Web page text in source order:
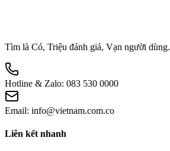
Tìm là Có, Triệu đánh giá, Vạn người dùng.
Hotline & Zalo: 083 530 0000
Email: info@vietnam.com.co
Liên kết nhanh